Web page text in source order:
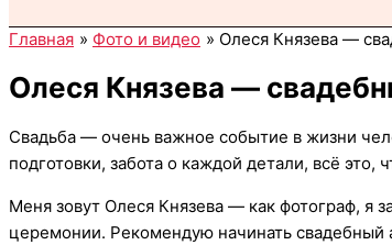
Главная Фото и видео Олеся Князева —
Олеся Князева —
Свадьба — очень важное событие в жизни
подготовки, забота о каждой детали, всё
Меня зовут Олеся Князева — как фотограф, я
церемонии. Рекомендую начинать свадебный